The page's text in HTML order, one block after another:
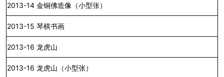
2013-14 金铜佛造像（小型张）
2013-15 琴棋书画
2013-16 龙虎山
2013-16 龙虎山（小型张）